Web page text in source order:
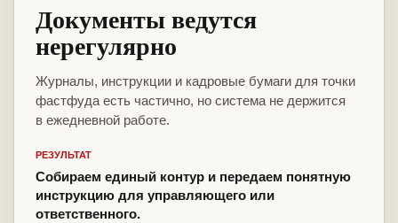
Документы ведутся
нерегулярно
Журналы, инструкции и кадровые бумаги для точки
фастфуда есть частично, но система не держится
в ежедневной работе.
РЕЗУЛЬТАТ
Собираем единый контур и передаем понятную
инструкцию для управляющего или
ответственного.